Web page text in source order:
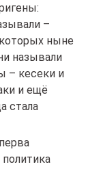
–
ныне
называли
– кесеки и
и ещё
стала
политика